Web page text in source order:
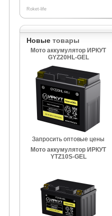
Roket-life
Новые товары
Мото аккумулятор ИРКУТ
GYZ20HL-GEL
Запросить оптовые цены
Мото аккумулятор ИРКУТ
YTZ10S-GEL